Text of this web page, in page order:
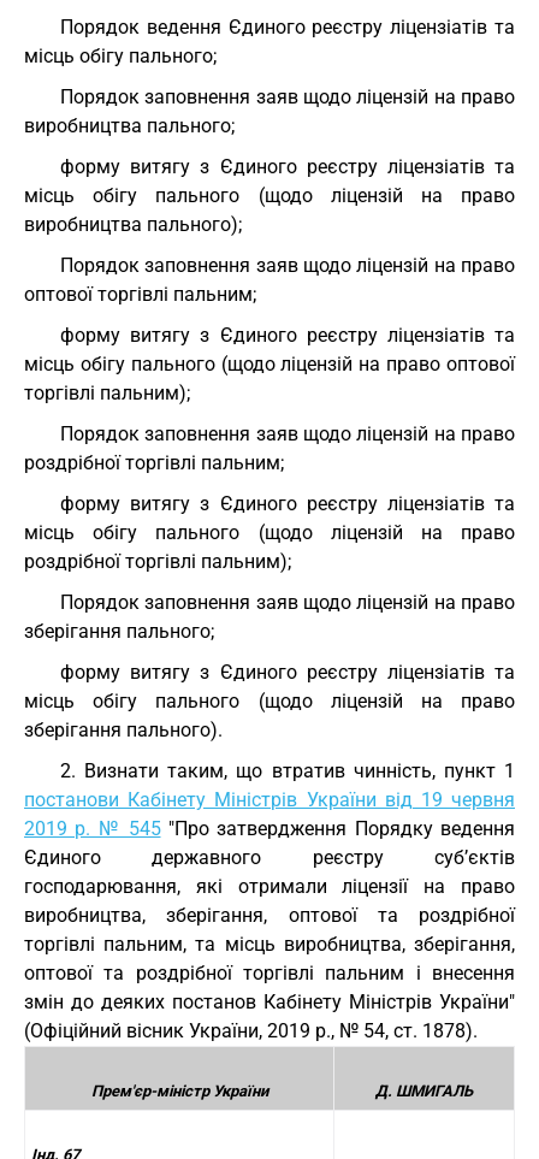
Порядок ведення Єдиного реєстру ліцензіатів та
місць обігу пального;
Порядок заповнення заяв щодо ліцензій на право
виробництва пального;
форму витягу з Єдиного реєстру ліцензіатів та
місць обігу пального (щодо ліцензій на право
виробництва пального);
Порядок заповнення заяв щодо ліцензій на право
оптової торгівлі пальним;
форму витягу з Єдиного реєстру ліцензіатів та
місць обігу пального (щодо ліцензій на право оптової
торгівлі пальним);
Порядок заповнення заяв щодо ліцензій на право
роздрібної торгівлі пальним;
форму витягу з Єдиного реєстру ліцензіатів та
місць обігу пального (щодо ліцензій на право
роздрібної торгівлі пальним);
Порядок заповнення заяв щодо ліцензій на право
зберігання пального;
форму витягу з Єдиного реєстру ліцензіатів та
місць обігу пального (щодо ліцензій на право
зберігання пального).
2. Визнати таким, що втратив чинність, пункт 1
постанови Кабінету Міністрів України від 19 червня
2019 р. № 545"Про затвердження Порядку ведення
Єдиного державного реєстру суб’єктів
господарювання, які отримали ліцензії на право
виробництва, зберігання, оптової та роздрібної
торгівлі пальним, та місць виробництва, зберігання,
оптової та роздрібної торгівлі пальним і внесення
змін до деяких постанов Кабінету Міністрів України"
(Офіційний вісник України, 2019 р., № 54, ст. 1878).
Прем'єр-міністр України Д. ШМИГАЛЬ
Інд. 67